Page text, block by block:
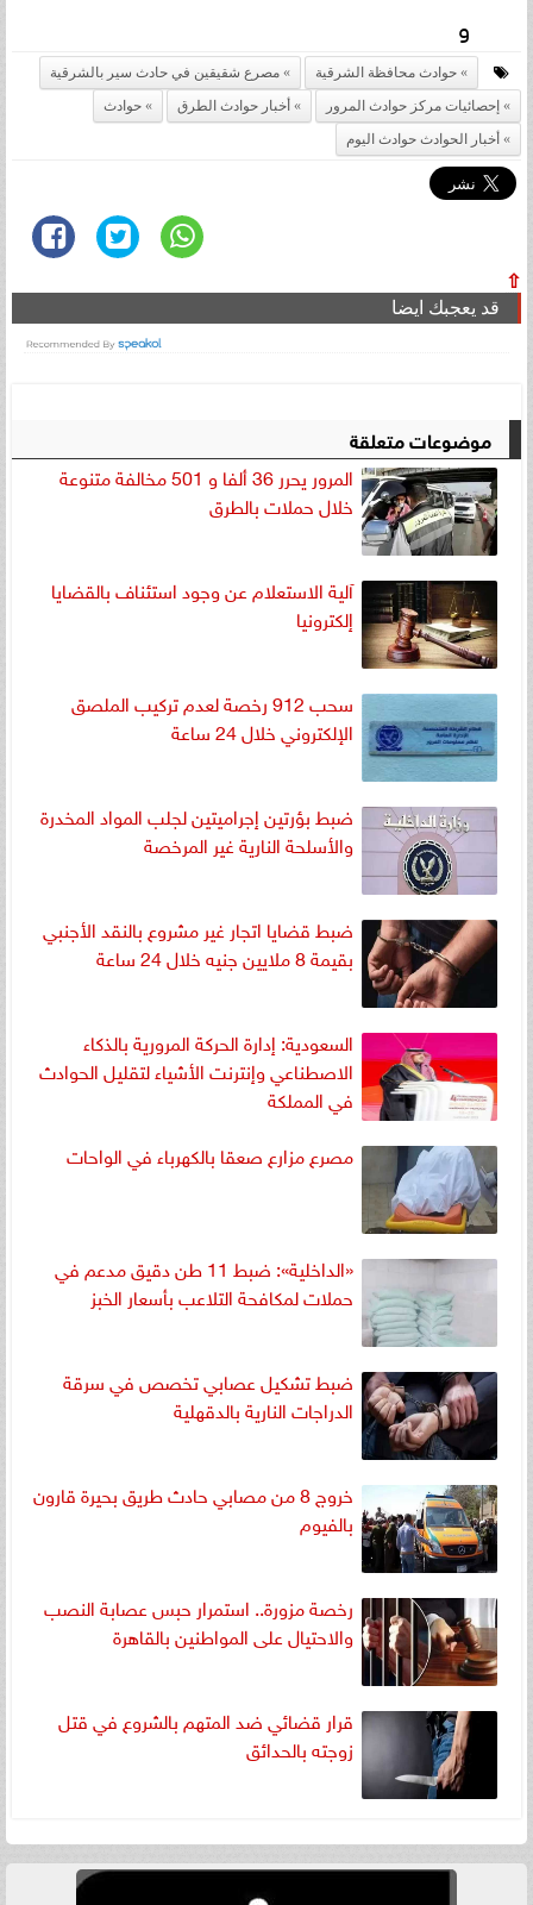
و
حوادث محافظة الشرقية
مصرع شقيقين في حادث سير بالشرقية
إحصائيات مركز حوادث المرور
أخبار حوادث الطرق
حوادث
أخبار الحوادث حوادث اليوم
⇧
قد يعجبك ايضا
موضوعات متعلقة
المرور يحرر 36 ألفا و 501 مخالفة متنوعة
خلال حملات بالطرق
آلية الاستعلام عن وجود استئناف بالقضايا
إلكترونيا
سحب 912 رخصة لعدم تركيب الملصق
الإلكتروني خلال 24 ساعة
ضبط بؤرتين إجراميتين لجلب المواد المخدرة
والأسلحة النارية غير المرخصة
ضبط قضايا اتجار غير مشروع بالنقد الأجنبي
بقيمة 8 ملايين جنيه خلال 24 ساعة
السعودية: إدارة الحركة المرورية بالذكاء
الاصطناعي وإنترنت الأشياء لتقليل الحوادث
في المملكة
مصرع مزارع صعقا بالكهرباء في الواحات
«الداخلية»: ضبط 11 طن دقيق مدعم في
حملات لمكافحة التلاعب بأسعار الخبز
ضبط تشكيل عصابي تخصص في سرقة
الدراجات النارية بالدقهلية
خروج 8 من مصابي حادث طريق بحيرة قارون
بالفيوم
رخصة مزورة.. استمرار حبس عصابة النصب
والاحتيال على المواطنين بالقاهرة
قرار قضائي ضد المتهم بالشروع في قتل
زوجته بالحدائق